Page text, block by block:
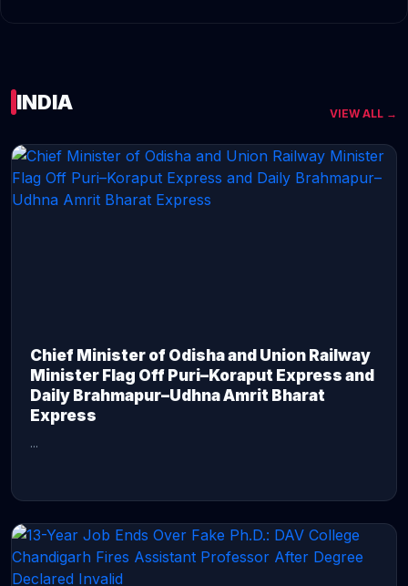
INDIA VIEW ALL →
Chief Minister of Odisha and Union Railway
Minister Flag Off Puri–Koraput Express and
Daily Brahmapur–Udhna Amrit Bharat
Express
...